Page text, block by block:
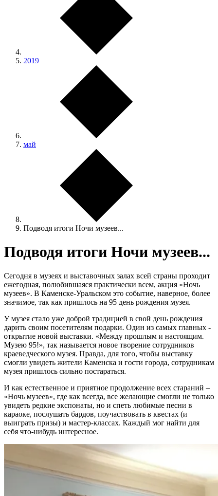
2019
май
Подводя итоги Ночи музеев...
Подводя итоги Ночи музеев...
Сегодня в музеях и выставочных залах всей страны проходит
ежегодная, полюбившаяся практически всем, акция «Ночь
музеев». В Каменске-Уральском это событие, наверное, более
значимое, так как пришлось на 95 день рождения музея.
У музея стало уже доброй традицией в свой день рождения
дарить своим посетителям подарки. Один из самых главных -
открытие новой выставки. «Между прошлым и настоящим.
Музею 95!», так называется новое творение сотрудников
краеведческого музея. Правда, для того, чтобы выставку
смогли увидеть жители Каменска и гости города, сотрудникам
музея пришлось сильно постараться.
И как естественное и приятное продолжение всех стараний –
«Ночь музеев», где как всегда, все желающие смогли не только
увидеть редкие экспонаты, но и спеть любимые песни в
караоке, послушать бардов, поучаствовать в квестах (и
выиграть призы) и мастер-классах. Каждый мог найти для
себя что-нибудь интересное.